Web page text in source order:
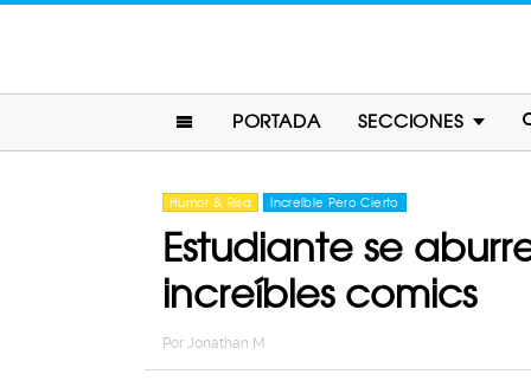
PORTADA SECCIONES
Humor & Risa Increíble Pero Cierto
Estudiante se
increíbles comics
Por Jonathan M